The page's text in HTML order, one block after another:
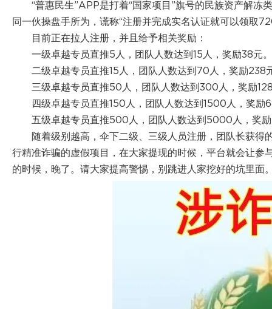
“普惠民生”APP是打着“国家项目”旗号的民族资产解冻
同一伙操盘手所为，谎称“注册并完成实名认证就可以领取
目前正在拉人注册，并且给予相关奖励：
一级卓越专员直推5人，团队人数达到15人，奖励38元。
二级卓越专员直推15人，团队人数达到70人，奖励238
三级卓越专员直推50人，团队人数达到300人，奖励
四级卓越专员直推150人，团队人数达到1500人，奖励
五级卓越专员直推500人，团队人数达到5000人，奖
随着级别越高，伞下二级、三级人员注册，团队长获
行精准诈骗的虚假项目，在大家提现的时候，平台就会让
的时候，晚了。请大家提高警惕，别跳进人家挖好的坑里面